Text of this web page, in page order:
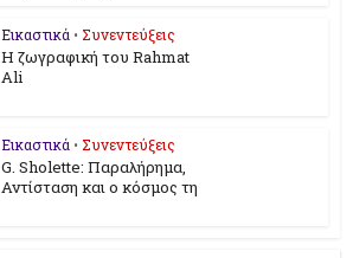
Εικαστικά • Συνεντεύξεις
Η ζωγραφική του Rahmat
Ali
Εικαστικά • Συνεντεύξεις
G. Sholette: Παραλήρημα,
Αντίσταση και ο κόσμος τη